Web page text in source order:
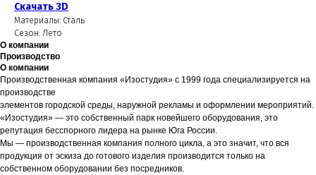
Скачать 3D
Материалы: Сталь
Сезон: Лето
О компании
Производство
О компании
Производственная компания «Изостудия» с 1999 года специализируется на
производстве
элементов городской среды, наружной рекламы и оформлении мероприятий.
«Изостудия» — это собственный парк новейшего оборудования, это
репутация бесспорного лидера на рынке Юга России.
Мы — производственная компания полного цикла, а это значит, что вся
продукция от эскиза до готового изделия производится только на
собственном оборудовании без посредников.